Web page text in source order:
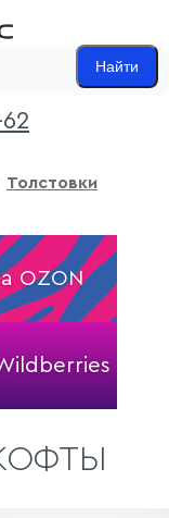
Найти
Толстовки
OZON